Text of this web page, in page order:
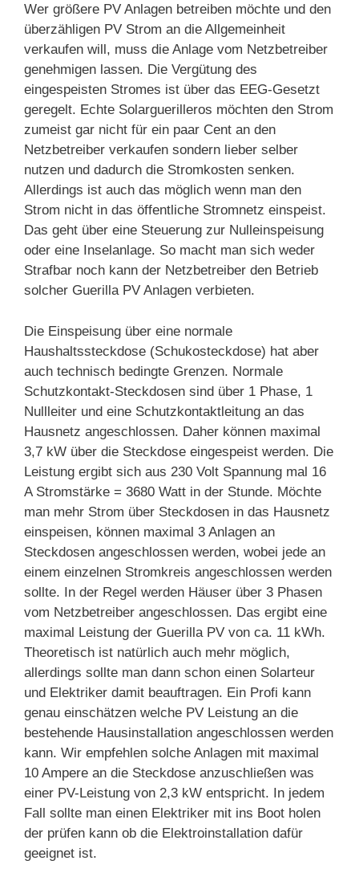
Wer größere PV Anlagen betreiben möchte und den
überzähligen PV Strom an die Allgemeinheit
verkaufen will, muss die Anlage vom Netzbetreiber
genehmigen lassen. Die Vergütung des
eingespeisten Stromes ist über das EEG-Gesetzt
geregelt. Echte Solarguerilleros möchten den Strom
zumeist gar nicht für ein paar Cent an den
Netzbetreiber verkaufen sondern lieber selber
nutzen und dadurch die Stromkosten senken.
Allerdings ist auch das möglich wenn man den
Strom nicht in das öffentliche Stromnetz einspeist.
Das geht über eine Steuerung zur Nulleinspeisung
oder eine Inselanlage. So macht man sich weder
Strafbar noch kann der Netzbetreiber den Betrieb
solcher Guerilla PV Anlagen verbieten.
Die Einspeisung über eine normale
Haushaltssteckdose (Schukosteckdose) hat aber
auch technisch bedingte Grenzen. Normale
Schutzkontakt-Steckdosen sind über 1 Phase, 1
Nullleiter und eine Schutzkontaktleitung an das
Hausnetz angeschlossen. Daher können maximal
3,7 kW über die Steckdose eingespeist werden. Die
Leistung ergibt sich aus 230 Volt Spannung mal 16
A Stromstärke = 3680 Watt in der Stunde. Möchte
man mehr Strom über Steckdosen in das Hausnetz
einspeisen, können maximal 3 Anlagen an
Steckdosen angeschlossen werden, wobei jede an
einem einzelnen Stromkreis angeschlossen werden
sollte. In der Regel werden Häuser über 3 Phasen
vom Netzbetreiber angeschlossen. Das ergibt eine
maximal Leistung der Guerilla PV von ca. 11 kWh.
Theoretisch ist natürlich auch mehr möglich,
allerdings sollte man dann schon einen Solarteur
und Elektriker damit beauftragen. Ein Profi kann
genau einschätzen welche PV Leistung an die
bestehende Hausinstallation angeschlossen werden
kann. Wir empfehlen solche Anlagen mit maximal
10 Ampere an die Steckdose anzuschließen was
einer PV-Leistung von 2,3 kW entspricht. In jedem
Fall sollte man einen Elektriker mit ins Boot holen
der prüfen kann ob die Elektroinstallation dafür
geeignet ist.